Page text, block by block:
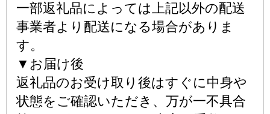
一部返礼品によっては上記以外の配送
事業者より配送になる場合がありま
す。
▼お届け後
返礼品のお受け取り後はすぐに中身や
状態をご確認いただき、万が一不具合